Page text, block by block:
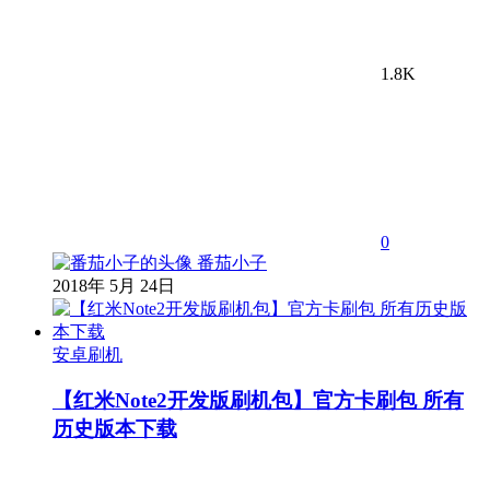
1.8K
0
番茄小子
2018年 5月 24日
安卓刷机
【红米Note2开发版刷机包】官方卡刷包 所有
历史版本下载